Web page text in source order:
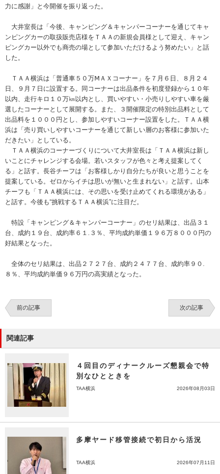
力に感謝」と今開催を振り返った。
大井室長は「今後、キャンピング＆キャンパーコーナーを通じてキャ
ンピングカーの取扱販売店様をＴＡＡの新規会員様として迎え、キャン
ピングカー以外でも商売の場として参加いただけるよう努めたい」と話
した。
ＴＡＡ横浜は「普通車５０万ⅯＡＸコーナー」を７月６日、８月２４
日、９月７日に設置する。同コーナーは出品条件を初度登録から１０年
以内、走行キロ１０万㎞以内とし、買いやすい・小売りしやすい車を厳
選したコーナーとして展開する。また、３開催限定の特別出品料として
出品料を１０００円とし、参加しやすいコーナー設置をした。ＴＡＡ横
浜は「売り買いしやすいコーナーを通じて新しい層のお客様に参加いた
だきたい」としている。
ＴＡＡ横浜のコーナーづくりについて大井室長は「ＴＡＡ横浜は新し
いことにチャレンジする会場。若いスタッフが色々と考え提案してく
る」と話す。長谷チーフは「お客様しかり自分たちが良いと思うことを
提案している。ゼロからイチは思いが無いと生まれない」と話す。山本
チーフも「ＴＡＡ横浜には、その思いを受け止めてくれる環境がある」
と話す。今後も“挑戦するＴＡＡ横浜”に注目だ。
特設「キャンピング＆キャンパーコーナー」のセリ結果は、出品３１
台、成約１９台、成約率６１.３％、平均成約単価１９６万８０００円の
好結果となった。
全体のセリ結果は、出品２７２７台、成約２４７７台、成約率９０.
８％、平均成約単価９６万円の高実績となった。
前の記事 次の記事
関連記事
４回目のディナークルーズ懇親会で特
別なひとときを
TAA横浜 2026年08月03日
多摩ヤード移管接続で初日から活況
TAA横浜 2026年07月11日